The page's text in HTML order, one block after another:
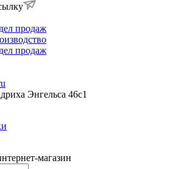
продаж
продаж
Энгельса 46с1
магазин